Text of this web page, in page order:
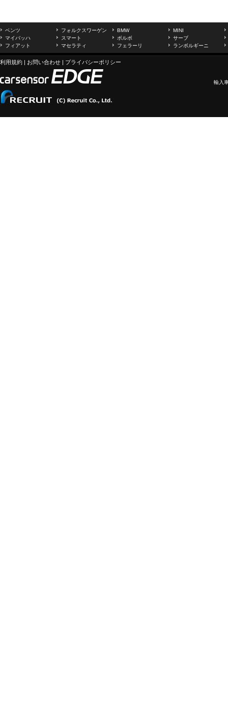
ベンツ フォルクスワーゲン BMW
MINI
マイバッハ
スマート ボルボ
サーブ
フィアット
マセラティ フェラーリ ランボルギーニ
利用規約 | お問い合わせ | プライバシーポリシー
輸入